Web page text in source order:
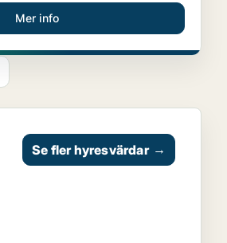
Mer info
Se fler hyresvärdar →